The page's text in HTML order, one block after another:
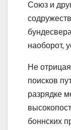
Союз и
наоборот,
Не
поисков
разрядке
боннских